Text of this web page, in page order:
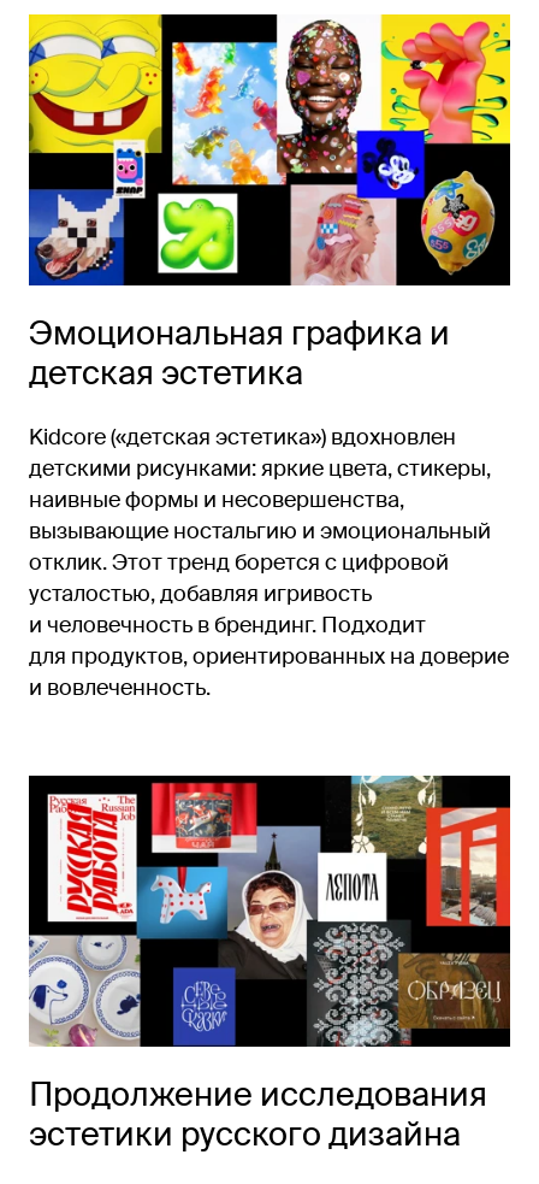
Эмоциональная графика и
детская эстетика
Kidcore («детская эстетика») вдохновлен
детскими рисунками: яркие цвета, стикеры,
наивные формы и несовершенства,
вызывающие ностальгию и эмоциональный
отклик. Этот тренд борется с цифровой
усталостью, добавляя игривость
и человечность в брендинг. Подходит
для продуктов, ориентированных на доверие
и вовлеченность.
Продолжение исследования
эстетики русского дизайна